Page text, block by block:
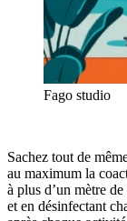
Fago studio
Sachez tout de
au maximum la
à plus d’un mètre
et en désinfectant